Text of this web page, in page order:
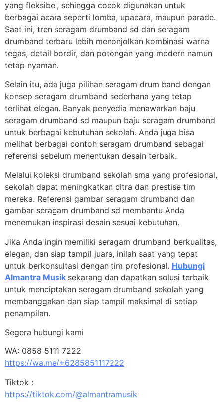
yang fleksibel, sehingga cocok digunakan untuk
berbagai acara seperti lomba, upacara, maupun parade.
Saat ini, tren seragam drumband sd dan seragam
drumband terbaru lebih menonjolkan kombinasi warna
tegas, detail bordir, dan potongan yang modern namun
tetap nyaman.
Selain itu, ada juga pilihan seragam drum band dengan
konsep seragam drumband sederhana yang tetap
terlihat elegan. Banyak penyedia menawarkan baju
seragam drumband sd maupun baju seragam drumband
untuk berbagai kebutuhan sekolah. Anda juga bisa
melihat berbagai contoh seragam drumband sebagai
referensi sebelum menentukan desain terbaik.
Melalui koleksi drumband sekolah sma yang profesional,
sekolah dapat meningkatkan citra dan prestise tim
mereka. Referensi gambar seragam drumband dan
gambar seragam drumband sd membantu Anda
menemukan inspirasi desain sesuai kebutuhan.
Jika Anda ingin memiliki seragam drumband berkualitas,
elegan, dan siap tampil juara, inilah saat yang tepat
untuk berkonsultasi dengan tim profesional. Hubungi
Almantra Musik sekarang dan dapatkan solusi terbaik
untuk menciptakan seragam drumband sekolah yang
membanggakan dan siap tampil maksimal di setiap
penampilan.
Segera hubungi kami
WA: 0858 5111 7222
https://wa.me/+6285851117222
Tiktok :
https://tiktok.com/@almantramusik